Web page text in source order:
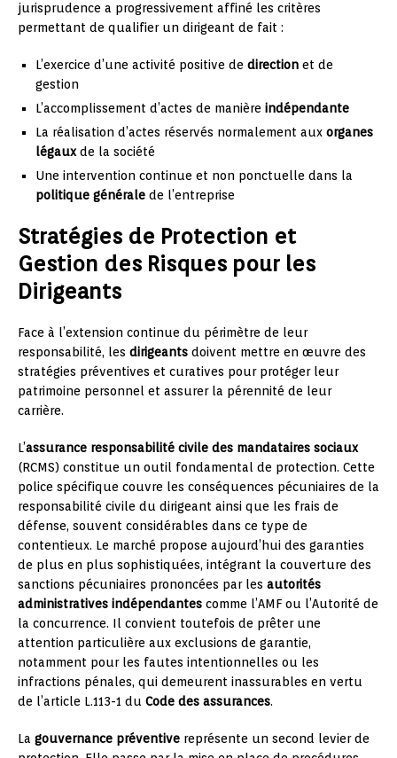
jurisprudence a progressivement affiné les critères
permettant de qualifier un dirigeant de fait :
L’exercice d’une activité positive de direction et de
gestion
L’accomplissement d’actes de manière indépendante
La réalisation d’actes réservés normalement aux organes
légauxde la société
Une intervention continue et non ponctuelle dans la
politique générale de l’entreprise
Stratégies de Protection et
Gestion des Risques pour les
Dirigeants
Face à l’extension continue du périmètre de leur
responsabilité, les dirigeants doivent mettre en œuvre des
stratégies préventives et curatives pour protéger leur
patrimoine personnel et assurer la pérennité de leur
carrière.
L’assurance responsabilité civile des mandataires sociaux
(RCMS) constitue un outil fondamental de protection. Cette
police spécifique couvre les conséquences pécuniaires de la
responsabilité civile du dirigeant ainsi que les frais de
défense, souvent considérables dans ce type de
contentieux. Le marché propose aujourd’hui des garanties
de plus en plus sophistiquées, intégrant la couverture des
sanctions pécuniaires prononcées par les autorités
administratives indépendantes comme l’AMF ou l’Autorité de
la concurrence. Il convient toutefois de prêter une
attention particulière aux exclusions de garantie,
notamment pour les fautes intentionnelles ou les
infractions pénales, qui demeurent inassurables en vertu
de l’article L.113-1 du Code des assurances.
La gouvernance préventive représente un second levier de